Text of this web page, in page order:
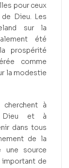
pour ceux
Dieu. Les
sur la
été
prospérité
comme
la modestie
à
Dieu et à
dans tous
de la
une source
de